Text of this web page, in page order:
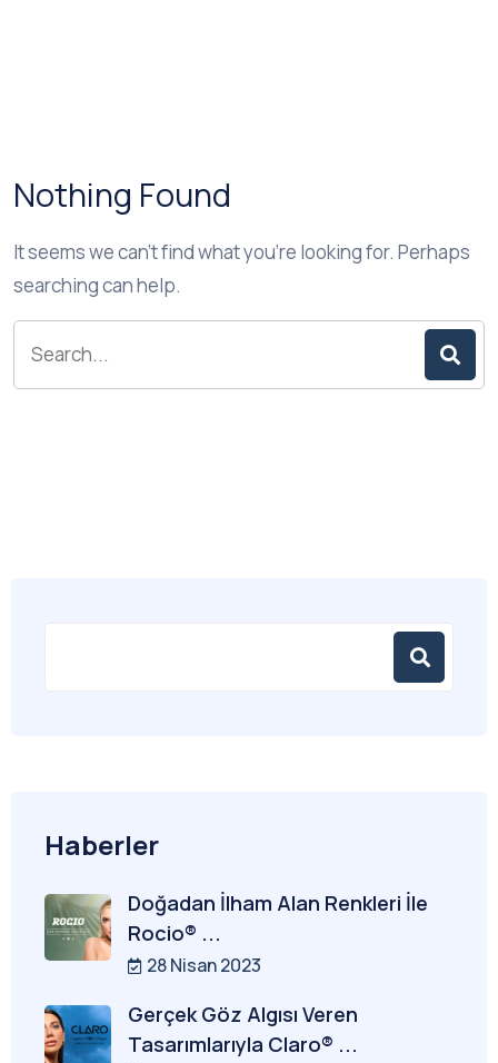
Nothing Found
It seems we can’t find what you’re looking for. Perhaps
searching can help.
Haberler
Doğadan İlham Alan Renkleri İle
Rocio® ...
28 Nisan 2023
Gerçek Göz Algısı Veren
Tasarımlarıyla Claro® ...